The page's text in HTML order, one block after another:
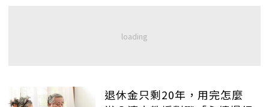
退休金只剩20年，用完怎麼